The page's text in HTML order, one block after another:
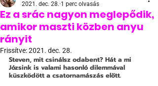
Ez a srác nagyon meglepődik,
amikor maszti közben anyu
rányit
2021. dec. 28. 1 perc olvasás
Frissítve:2021. dec. 28.
Steven, mit csinálsz odabent? Hát a mi
Józsink is valami hasonló dilemmával
küszködött a csatornamászás előtt.